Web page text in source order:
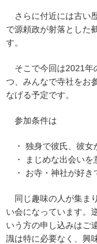
さらに付近には古い
で源頼政が射落とした
す。
そこで今回は2021年
つ、みんなで寺社をお
なげる予定です。
参加条件は
・ 独身で彼氏、彼女
・ まじめな出会いを
・ お寺・神社が好き
同じ趣味の人が集ま
い会になっています。
いう方の申し込みはご
識は特に必要なく、興